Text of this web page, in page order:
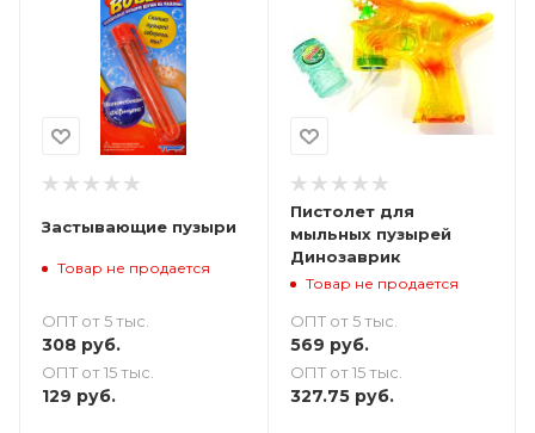
Застывающие пузыри
Товар не продается
ОПТ от 5 тыс.
308 руб.
ОПТ от 15 тыс.
129 руб.
Пистолет для
мыльных пузырей
Динозаврик
Товар не продается
ОПТ от 5 тыс.
569 руб.
ОПТ от 15 тыс.
327.75руб.